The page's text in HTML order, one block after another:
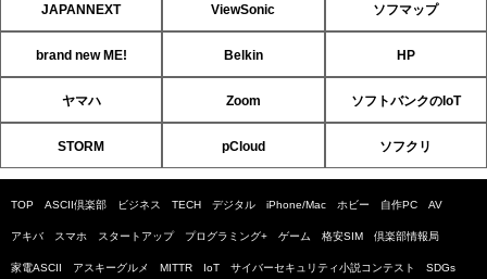
JAPANNEXT ViewSonic ソフマップ
brand new ME! Belkin HP
ヤマハ Zoom ソフトバンクのIoT
STORM pCloud ソフクリ
TOP ASCII倶楽部 ビジネス TECH デジタル iPhone/Mac ホビー 自作PC AV
アキバ スマホ スタートアップ プログラミング+ ゲーム 格安SIM 倶楽部情報局
家電ASCII アスキーグルメ MITTR IoT サイバーセキュリティ小説コンテスト SDGs